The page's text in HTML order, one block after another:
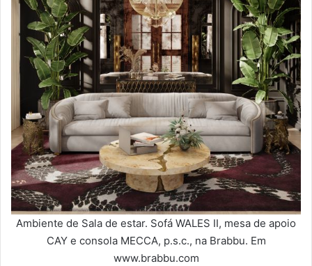
Ambiente de Sala de estar. Sofá WALES II, mesa de apoio
CAY e consola MECCA, p.s.c., na Brabbu. Em
www.brabbu.com